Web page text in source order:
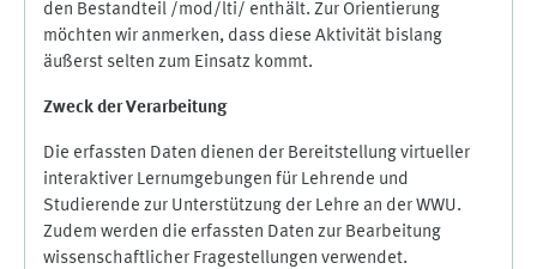
den Bestandteil /mod/lti/ enthält. Zur Orientierung
möchten wir anmerken, dass diese Aktivität bislang
äußerst selten zum Einsatz kommt.
Zweck der Verarbeitung
Die erfassten Daten dienen der Bereitstellung virtueller
interaktiver Lernumgebungen für Lehrende und
Studierende zur Unterstützung der Lehre an der WWU.
Zudem werden die erfassten Daten zur Bearbeitung
wissenschaftlicher Fragestellungen verwendet.